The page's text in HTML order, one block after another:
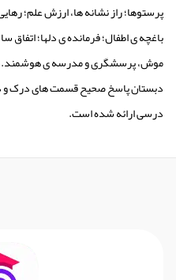
پرستوها؛ راز نشانه ها، ارزش علم؛
باغچه ی اطفال؛ فرمانده ی دلها؛
موش، پرسشگری و مدرسه ی هوشمند.
دبستان پاسخ صحیح قسمت های درک و
درسی ارائه شده است.